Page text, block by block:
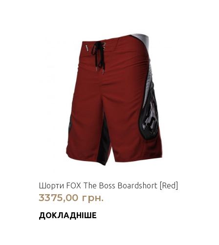
Шорти FOX The Boss Boardshort [Red]
3375,00 грн.
ДОКЛАДНІШЕ